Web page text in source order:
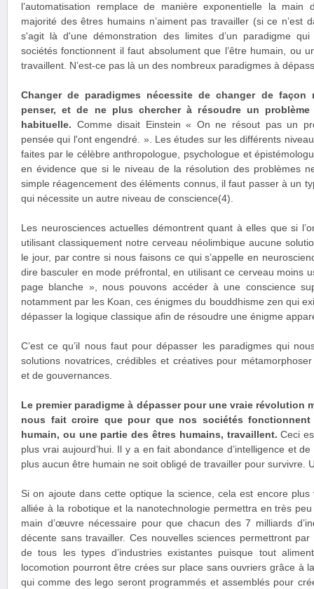
l’automatisation remplace de manière exponentielle la
majorité des êtres humains n’aiment pas travailler (si ce n’est
s'agit là d'une démonstration des limites d’un paradigme
sociétés fonctionnent il faut absolument que l’être humain, ou
travaillent. N’est-ce pas là un des nombreux paradigmes à
Changer de paradigmes nécessite de changer de façon
penser, et de ne plus chercher à résoudre un
habituelle. Comme disait Einstein « On ne résout pas un
pensée qui l'ont engendré. ». Les études sur les différents
faites par le célèbre anthropologue, psychologue et
en évidence que si le niveau de la résolution des problèmes
simple réagencement des éléments connus, il faut passer à un
qui nécessite un autre niveau de conscience(4).
Les neurosciences actuelles démontrent quant à elles que si
utilisant classiquement notre cerveau néolimbique aucune
le jour, par contre si nous faisons ce qui s’appelle en
dire basculer en mode préfrontal, en utilisant ce cerveau moins
page blanche », nous pouvons accéder à une conscience
notamment par les Koan, ces énigmes du bouddhisme zen qui
dépasser la logique classique afin de résoudre une énigme
C’est ce qu’il nous faut pour dépasser les paradigmes qui
solutions novatrices, crédibles et créatives pour
et de gouvernances.
Le premier paradigme à dépasser pour une vraie révolution
nous fait croire que pour que nos sociétés
humain, ou une partie des êtres humains, travaillent. Ceci
plus vrai aujourd’hui. Il y a en fait abondance d’intelligence et
plus aucun être humain ne soit obligé de travailler pour survivre.
Si on ajoute dans cette optique la science, cela est encore plus
alliée à la robotique et la nanotechnologie permettra en très
main d’œuvre nécessaire pour que chacun des 7 milliards
décente sans travailler. Ces nouvelles sciences permettront
de tous les types d’industries existantes puisque tout
locomotion pourront être crées sur place sans ouvriers grâce à
qui comme des lego seront programmés et assemblés pour